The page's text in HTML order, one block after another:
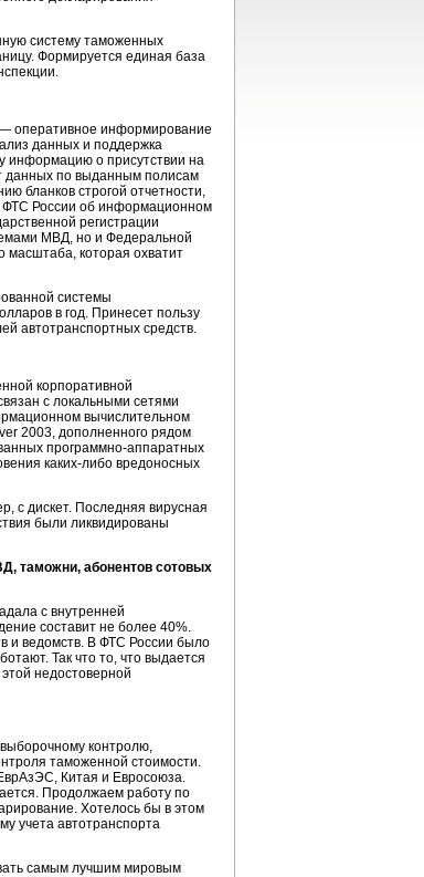
систему таможенных
Формируется единая база
оперативное информирование
данных и поддержка
информацию о присутствии на
данных по выданным полисам
бланков строгой отчетности,
ФТС России об информационном
регистрации
МВД, но и Федеральной
масштаба, которая охватит
системы
в год. Принесет пользу
автотранспортных средств.
корпоративной
с локальными сетями
вычислительном
2003, дополненного рядом
программно-аппаратных
каких-либо вредоносных
с дискет. Последняя вирусная
были ликвидированы
таможни, абонентов сотовых
с внутренней
составит не более 40%.
и ведомств. В ФТС России было
Так что то, что выдается
недостоверной
контролю,
таможенной стоимости.
Китая и Евросоюза.
Продолжаем работу по
Хотелось бы в этом
учета автотранспорта
самым лучшим мировым